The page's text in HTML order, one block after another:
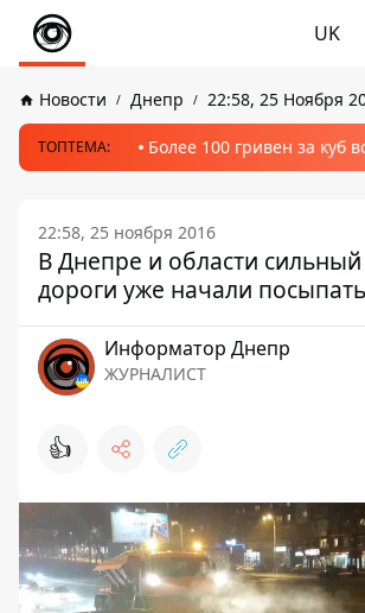
UK
Новости Днепр 22:58, 25 Ноября
ТОПТЕМА: Более 100 гривен за куб
22:58, 25 ноября 2016
В Днепре и области сильный
дороги уже начали
Информатор Днепр
ЖУРНАЛИСТ
👍